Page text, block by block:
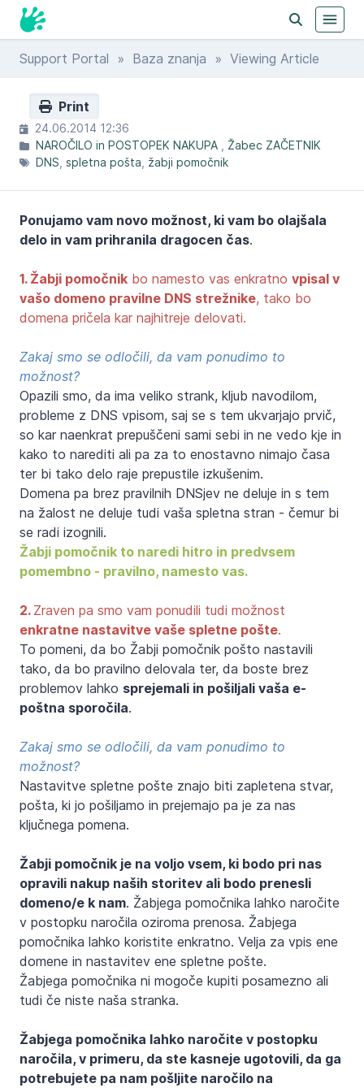
Support Portal » Baza znanja » Viewing Article
Print
24.06.2014 12:36
NAROČILO in POSTOPEK NAKUPA
Žabec ZAČETNIK
DNS spletna pošta žabji pomočnik
Ponujamo vam novo možnost, ki vam bo olajšala
delo in vam prihranila dragocen čas.
1. Žabji pomočnik bo namesto vas enkratno vpisal v
vašo domeno pravilne DNS strežnike, tako bo
domena pričela kar najhitreje delovati.
Zakaj smo se odločili, da vam ponudimo to
možnost?
Opazili smo, da ima veliko strank, kljub navodilom,
probleme z DNS vpisom, saj se s tem ukvarjajo prvič,
so kar naenkrat prepuščeni sami sebi in ne vedo kje in
kako to narediti ali pa za to enostavno nimajo časa
ter bi tako delo raje prepustile izkušenim.
Domena pa brez pravilnih DNSjev ne deluje in s tem
na žalost ne deluje tudi vaša spletna stran - čemur bi
se radi izognili.
Žabji pomočnik to naredi hitro in predvsem
pomembno - pravilno, namesto vas.
2. Zraven pa smo vam ponudili tudi možnost
enkratne nastavitve vaše spletne pošte.
To pomeni, da bo Žabji pomočnik pošto nastavili
tako, da bo pravilno delovala ter, da boste brez
problemov lahko sprejemali in pošiljali vaša e-
poštna sporočila.
Zakaj smo se odločili, da vam ponudimo to
možnost?
Nastavitve spletne pošte znajo biti zapletena stvar,
pošta, ki jo pošiljamo in prejemajo pa je za nas
ključnega pomena.
Žabji pomočnik je na voljo vsem, ki bodo pri nas
opravili nakup naših storitev ali bodo prenesli
domeno/e k nam. Žabjega pomočnika lahko naročite
v postopku naročila oziroma prenosa. Žabjega
pomočnika lahko koristite enkratno. Velja za vpis ene
domene in nastavitev ene spletne pošte.
Žabjega pomočnika ni mogoče kupiti posamezno ali
tudi če niste naša stranka.
Žabjega pomočnika lahko naročite v postopku
naročila, v primeru, da ste kasneje ugotovili, da ga
potrebujete pa nam pošljite naročilo na